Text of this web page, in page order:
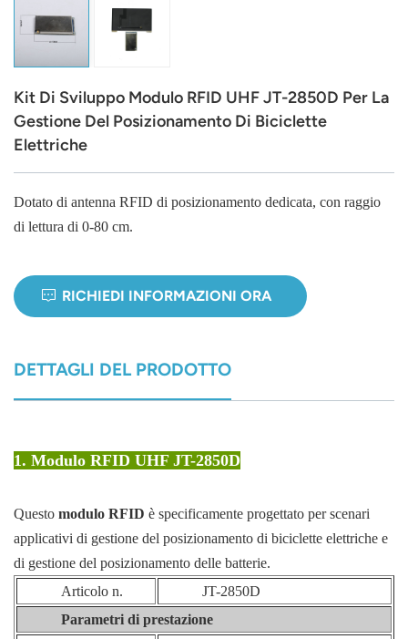
Melayu
Kit Di Sviluppo Modulo RFID UHF JT-2850D Per La
Gestione Del Posizionamento Di Biciclette
Elettriche
Dotato di antenna RFID di posizionamento dedicata, con raggio
di lettura di 0-80 cm.
RICHIEDI INFORMAZIONI ORA
DETTAGLI DEL PRODOTTO
1. Modulo RFID UHF JT-2850D
Questo modulo RFID è specificamente progettato per scenari
applicativi di gestione del posizionamento di biciclette elettriche e
di gestione del posizionamento delle batterie.
Articolo n.
JT-2850D
Parametri di prestazione